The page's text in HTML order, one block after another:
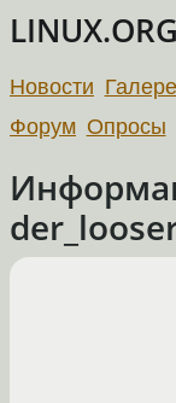
Новости
Форум Опросы